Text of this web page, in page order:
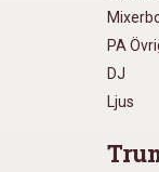
PA
DJ
Ljus